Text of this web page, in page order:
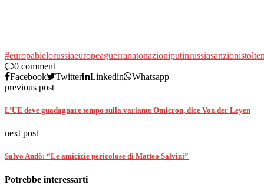
#europabielorussiaeuropeaguerranatonazioniputinrussiasanzioni
0 comment
Facebook
Twitter Linkedin
Whatsapp
previous post
L’UE deve guadagnare tempo sulla variante Omicron, dice Von der Leyen
next post
Salvo Andò: “Le amicizie pericolose di Matteo Salvini”
Potrebbe interessarti